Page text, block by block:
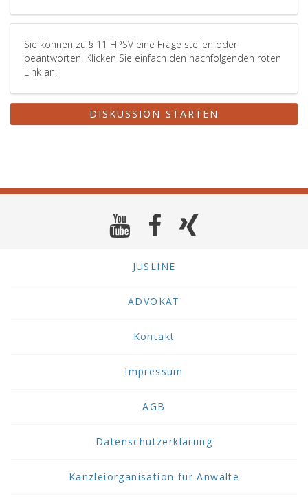
Sie können zu § 11 HPSV eine Frage stellen oder
beantworten. Klicken Sie einfach den nachfolgenden roten
Link an!
DISKUSSION STARTEN
JUSLINE
ADVOKAT
Kontakt
Impressum
AGB
Datenschutzerklärung
Kanzleiorganisation für Anwälte